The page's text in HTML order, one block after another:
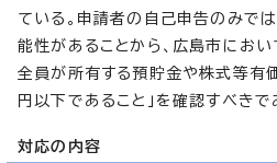
ている。申請者の自己申告のみで
能性があることから、広島市におい
全員が所有する預貯金や株式等有
円以下であること」を確認すべきで
対応の内容